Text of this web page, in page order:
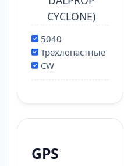
5040
Трехлопастные
CW
GPS